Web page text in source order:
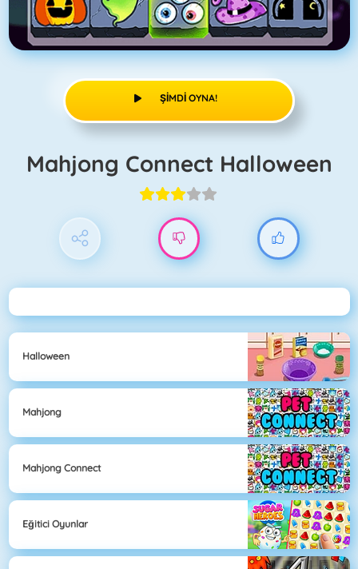
ŞIMDI OYNA!
Mahjong Connect Halloween
Halloween
Mahjong
Mahjong Connect
Eğitici Oyunlar